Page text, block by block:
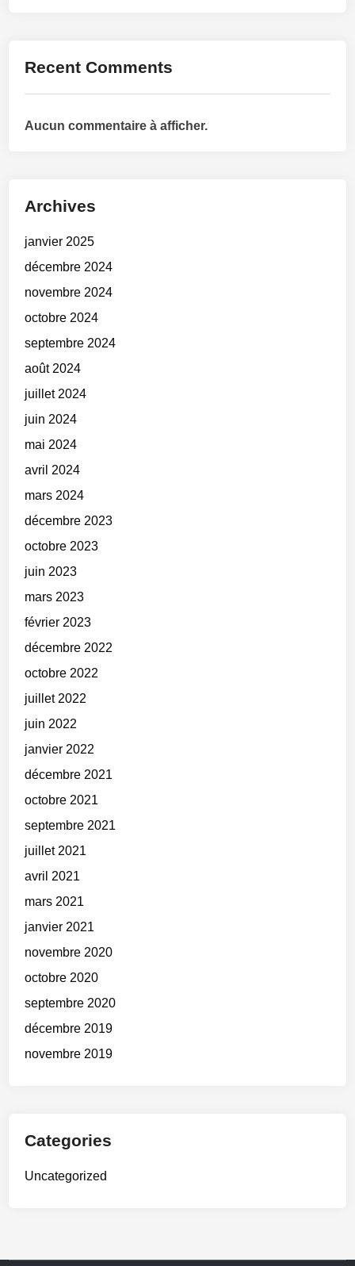
Recent Comments
Aucun commentaire à afficher.
Archives
janvier 2025
décembre 2024
novembre 2024
octobre 2024
septembre 2024
août 2024
juillet 2024
juin 2024
mai 2024
avril 2024
mars 2024
décembre 2023
octobre 2023
juin 2023
mars 2023
février 2023
décembre 2022
octobre 2022
juillet 2022
juin 2022
janvier 2022
décembre 2021
octobre 2021
septembre 2021
juillet 2021
avril 2021
mars 2021
janvier 2021
novembre 2020
octobre 2020
septembre 2020
décembre 2019
novembre 2019
Categories
Uncategorized